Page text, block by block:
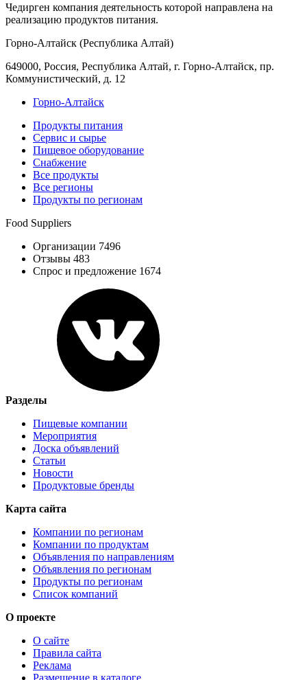
Чедирген компания деятельность которой направлена на
реализацию продуктов питания.
Горно-Алтайск (Республика Алтай)
649000, Россия, Республика Алтай, г. Горно-Алтайск, пр.
Коммунистический, д. 12
Горно-Алтайск
Продукты питания
Сервис и сырье
Пищевое оборудование
Снабжение
Все продукты
Все регионы
Продукты по регионам
Food Suppliers
Организации 7496
Отзывы 483
Спрос и предложение 1674
Разделы
Пищевые компании
Мероприятия
Доска объявлений
Статьи
Новости
Продуктовые бренды
Карта сайта
Компании по регионам
Компании по продуктам
Объявления по направлениям
Объявления по регионам
Продукты по регионам
Список компаний
О проекте
О сайте
Правила сайта
Реклама
Размещение в каталоге